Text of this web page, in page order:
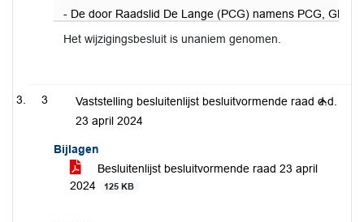
- De door Raadslid De Lange (PCG) namens PCG, GB
Het wijzigingsbesluit is unaniem genomen.
3
Vaststelling besluitenlijst besluitvormende raad d.d.
23 april 2024
Bijlagen
Besluitenlijst besluitvormende raad 23 april
2024
125 KB